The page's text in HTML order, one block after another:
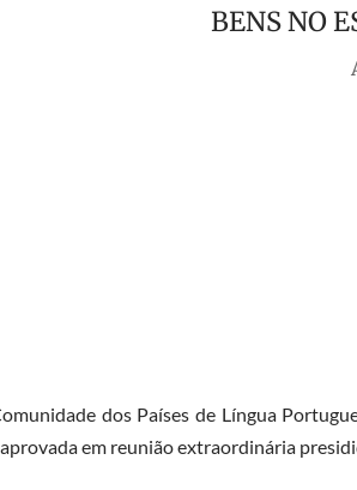
BENS NO
dos Países de Língua
em reunião extraordinária